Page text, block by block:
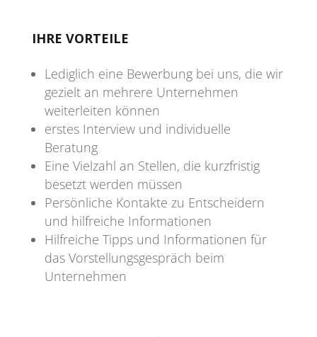
IHRE VORTEILE
Lediglich eine Bewerbung bei uns, die wir
gezielt an mehrere Unternehmen
weiterleiten können
erstes Interview und individuelle
Beratung
Eine Vielzahl an Stellen, die kurzfristig
besetzt werden müssen
Persönliche Kontakte zu Entscheidern
und hilfreiche Informationen
Hilfreiche Tipps und Informationen für
das Vorstellungsgespräch beim
Unternehmen